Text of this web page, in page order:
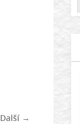
Další →